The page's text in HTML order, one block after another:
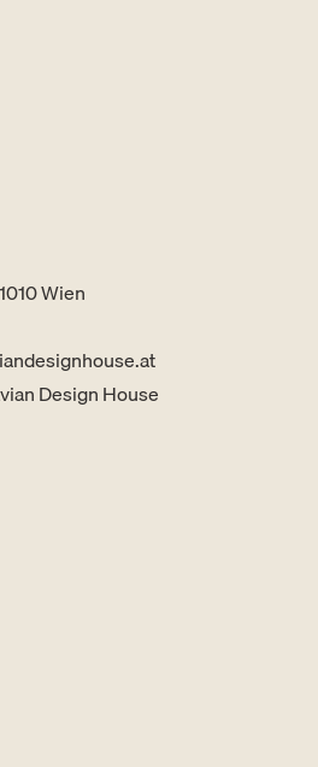
Wien
Design House